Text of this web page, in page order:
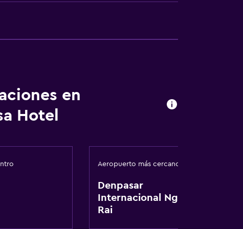
en
Hotel
Aeropuerto más cercano
Denpasar
Internacional Ngurah
Rai